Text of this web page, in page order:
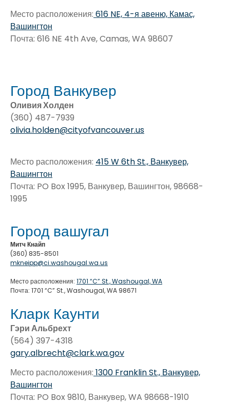
Место расположения: 616 NE, 4-я авеню, Камас,
Вашингтон
Почта: 616 NE 4th Ave, Camas, WA 98607
Город Ванкувер
Оливия Холден
(360) 487-7939
olivia.holden@cityofvancouver.us
Место расположения: 415 W 6th St., Ванкувер,
Вашингтон
Почта: PO Box 1995, Ванкувер, Вашингтон, 98668-
1995
Город вашугал
Митч Кнайп
(360) 835-8501
mkneipp@ci.washougal.wa.us
Место расположения: 1701 “C” St., Washougal, WA
Почта: 1701 “C” St., Washougal, WA 98671
Кларк Каунти
Гэри Альбрехт
(564) 397-4318
gary.albrecht@clark.wa.gov
Место расположения: 1300 Franklin St., Ванкувер,
Вашингтон
Почта: PO Box 9810, Ванкувер, WA 98668-1910